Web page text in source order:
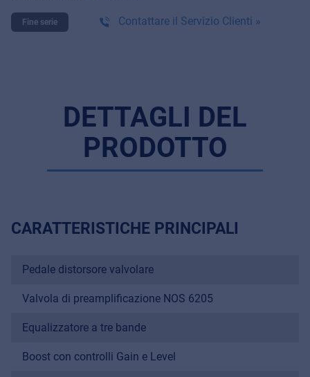
Music Retail
For Music retailers | Musicians & bands |
Music schools
Pro AVL
Fine serie Contattare il Servizio Clienti »
DETTAGLI DEL
PRODOTTO
CARATTERISTICHE PRINCIPALI
Pedale distorsore valvolare
Valvola di preamplificazione NOS 6205
Equalizzatore a tre bande
Boost con controlli Gain e Level